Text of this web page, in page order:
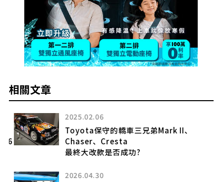
相關文章
2025.02.06
Toyota保守的轎車三兄弟Mark II、
Chaser、Cresta
最終大改款是否成功?
2026.04.30